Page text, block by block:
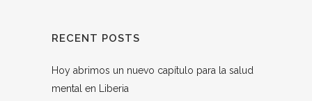
RECENT POSTS
Hoy abrimos un nuevo capítulo para la salud
mental en Liberia